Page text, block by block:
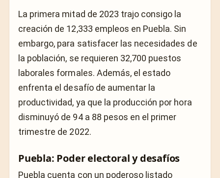
La primera mitad de 2023 trajo consigo la
creación de 12,333 empleos en Puebla. Sin
embargo, para satisfacer las necesidades de
la población, se requieren 32,700 puestos
laborales formales. Además, el estado
enfrenta el desafío de aumentar la
productividad, ya que la producción por hora
disminuyó de 94 a 88 pesos en el primer
trimestre de 2022.
Puebla: Poder electoral y desafíos
Puebla cuenta con un poderoso listado